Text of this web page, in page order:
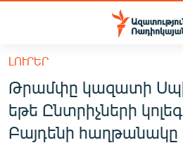
Մատչելիության
հիմնական
բովանդակությանը
Անցնել
հիմնական
մենյուին
ՀԱՅԱՍՏԱՆ
ՔԱՂԱՔԱԿԱՆ
ԼՈՒՐԵՐ
Թրամփը կազատի
եթե Ընտրիչների
Բայդենի հաղթանակը